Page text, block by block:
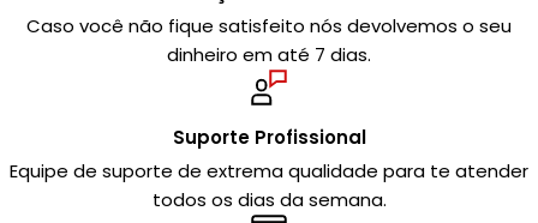
Caso você não fique satisfeito nós devolvemos o seu
dinheiro em até 7 dias.
Suporte Profissional
Equipe de suporte de extrema qualidade para te atender
todos os dias da semana.